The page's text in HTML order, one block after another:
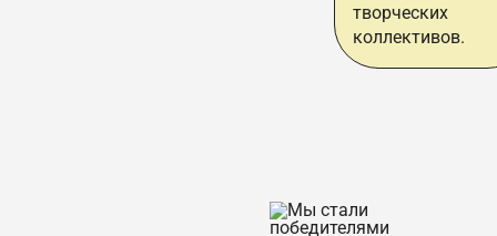
творческих
коллективов.